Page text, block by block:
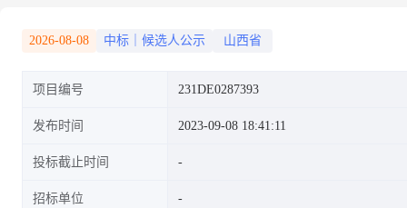
2026-08-08 中标｜候选人公示 山西省
项目编号 231DE0287393
发布时间 2023-09-08 18:41:11
投标截止时间
招标单位